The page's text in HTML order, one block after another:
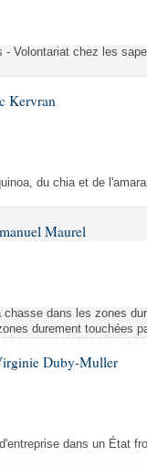
Volontariat chez les
Kervran
du chia et de
Maurel
dans les zones
durement touchées
Duby-Muller
dans un État